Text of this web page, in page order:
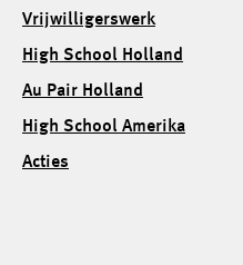
Vrijwilligerswerk
High School Holland
Au Pair Holland
High School Amerika
Acties